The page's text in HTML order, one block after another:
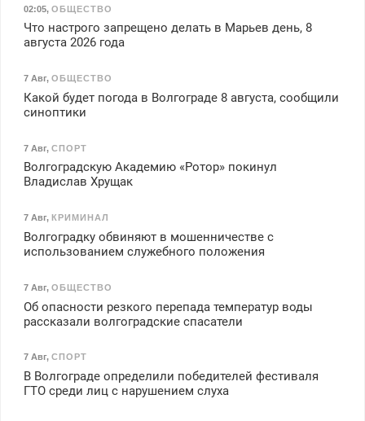
02:05, ОБЩЕСТВО
Что настрого запрещено делать в Марьев день, 8
августа 2026 года
7 Авг, ОБЩЕСТВО
Какой будет погода в Волгограде 8 августа, сообщили
синоптики
7 Авг, СПОРТ
Волгоградскую Академию «Ротор» покинул
Владислав Хрущак
7 Авг, КРИМИНАЛ
Волгоградку обвиняют в мошенничестве с
использованием служебного положения
7 Авг, ОБЩЕСТВО
Об опасности резкого перепада температур воды
рассказали волгоградские спасатели
7 Авг, СПОРТ
В Волгограде определили победителей фестиваля
ГТО среди лиц с нарушением слуха